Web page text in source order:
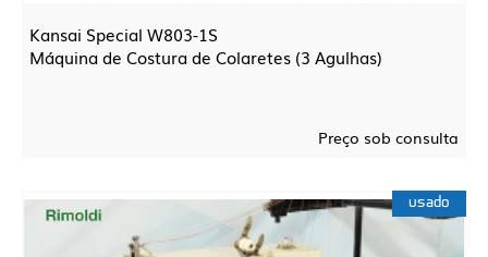
Kansai Special W803-1S
Máquina de Costura de Colaretes (3 Agulhas)
Preço sob consulta
usado